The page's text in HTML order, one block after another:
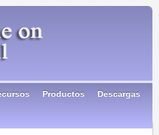
Productos Descargas